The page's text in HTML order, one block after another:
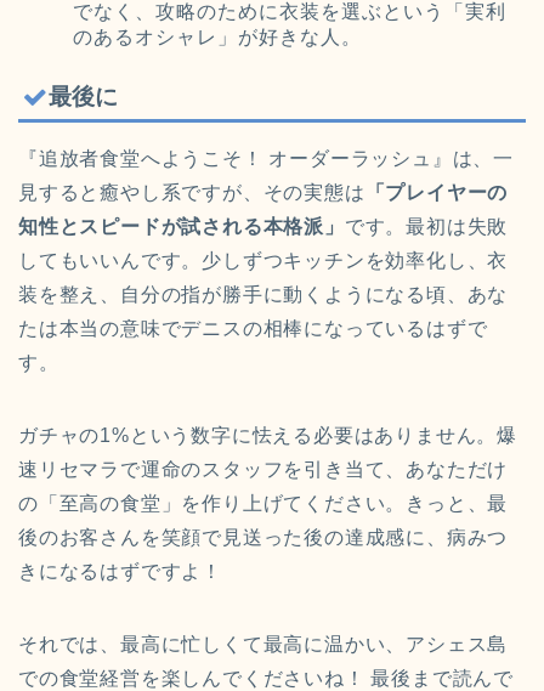
でなく、攻略のために衣装を選ぶという「実利
のあるオシャレ」が好きな人。
最後に
『追放者食堂へようこそ！ オーダーラッシュ』は、一
見すると癒やし系ですが、その実態は 「プレイヤーの
知性とスピードが試される本格派」 です。最初は失敗
してもいいんです。少しずつキッチンを効率化し、衣
装を整え、自分の指が勝手に動くようになる頃、あな
たは本当の意味でデニスの相棒になっているはずで
す。
ガチャの1%という数字に怯える必要はありません。爆
速リセマラで運命のスタッフを引き当て、あなただけ
の「至高の食堂」を作り上げてください。きっと、最
後のお客さんを笑顔で見送った後の達成感に、病みつ
きになるはずですよ！
それでは、最高に忙しくて最高に温かい、アシェス島
での食堂経営を楽しんでくださいね！ 最後まで読んで